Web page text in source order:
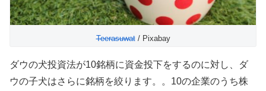
Teerasuwat/ Pixabay
ダウの犬投資法が10銘柄に資金投下をするのに対し、ダ
ウの子犬はさらに銘柄を絞ります。。10の企業のうち株